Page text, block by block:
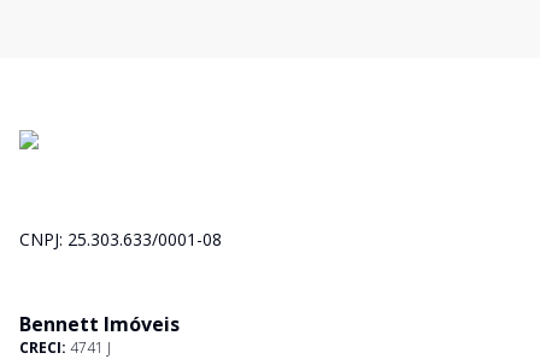
CNPJ: 25.303.633/0001-08
Bennett Imóveis
CRECI: 4741 J